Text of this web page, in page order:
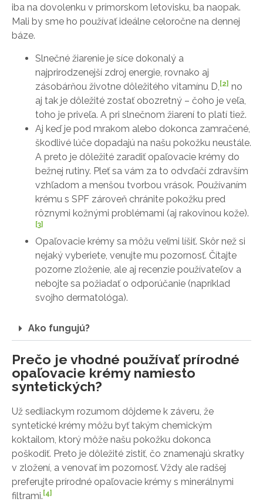
iba na dovolenku v prímorskom letovisku, ba naopak.
Mali by sme ho používať ideálne celoročne na dennej
báze.
Slnečné žiarenie je síce dokonalý a
najprirodzenejší zdroj energie, rovnako aj
zásobárňou životne dôležitého vitamínu D, [2] no
aj tak je dôležité zostať obozretný – čoho je veľa,
toho je priveľa. A pri slnečnom žiarení to platí tiež.
Aj keď je pod mrakom alebo dokonca zamračené,
škodlivé lúče dopadajú na našu pokožku neustále.
A preto je dôležité zaradiť opaľovacie krémy do
bežnej rutiny. Pleť sa vám za to odvďačí zdravším
vzhľadom a menšou tvorbou vrások. Používaním
krému s SPF zároveň chránite pokožku pred
rôznymi kožnými problémami (aj rakovinou kože).
[3]
Opaľovacie krémy sa môžu veľmi líšiť. Skôr než si
nejaký vyberiete, venujte mu pozornosť. Čítajte
pozorne zloženie, ale aj recenzie používateľov a
nebojte sa požiadať o odporúčanie (napríklad
svojho dermatológa).
Ako fungujú?
Prečo je vhodné používať prírodné
opaľovacie krémy namiesto
syntetických?
Už sedliackym rozumom dôjdeme k záveru, že
syntetické krémy môžu byť takým chemickým
koktailom, ktorý môže našu pokožku dokonca
poškodiť. Preto je dôležité zistiť, čo znamenajú skratky
v zložení, a venovať im pozornosť. Vždy ale radšej
preferujte prírodné opaľovacie krémy s minerálnymi
filtrami. [4]